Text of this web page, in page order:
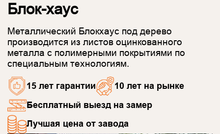
Блок-хаус
Металлический Блокхаус под дерево
производится из листов оцинкованного
металла с полимерными покрытиями по
специальным технологиям.
15 лет гарантии
10 лет на рынке
Бесплатный выезд на замер
Лучшая цена от завода